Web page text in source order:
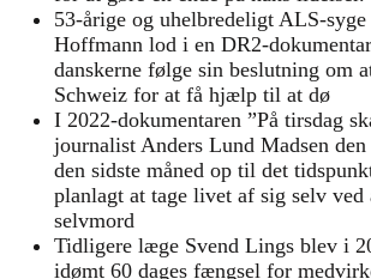
53-årige og uhelbredeligt ALS-syge
Hoffmann lod i en DR2-
danskerne følge sin beslutning om
Schweiz for at få hjælp til at dø
I 2022-dokumentaren ”På tirsdag
journalist Anders Lund Madsen den
den sidste måned op til det
planlagt at tage livet af sig selv ved
selvmord
Tidligere læge Svend Lings blev i
idømt 60 dages fængsel for